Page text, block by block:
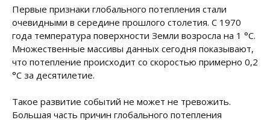
Первые признаки глобального потепления стали
очевидными в середине прошлого столетия. С 1970
года температура поверхности Земли возросла на 1 °C.
Множественные массивы данных сегодня показывают,
что потепление происходит со скоростью примерно 0,2
°C за десятилетие.
Такое развитие событий не может не тревожить.
Большая часть причин глобального потепления